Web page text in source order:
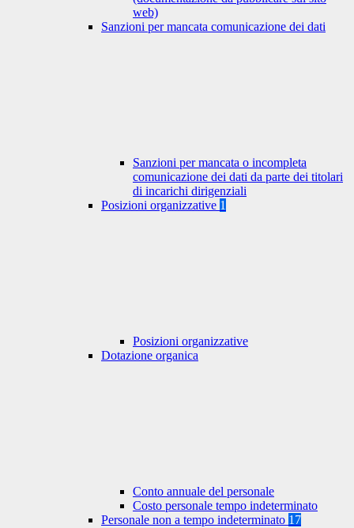
web)
Sanzioni per mancata comunicazione dei dati
Sanzioni per mancata o incompleta
comunicazione dei dati da parte dei titolari
di incarichi dirigenziali
Posizioni organizzative 1
Posizioni organizzative
Dotazione organica
Conto annuale del personale
Costo personale tempo indeterminato
Personale non a tempo indeterminato 17